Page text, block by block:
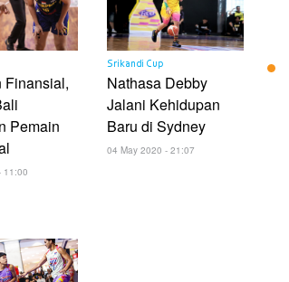
Finansial,
Pemain
11:00
Srikandi Cup
Nathasa Debby
Jalani Kehidupan
Baru di Sydney
04 May 2020 - 21:07